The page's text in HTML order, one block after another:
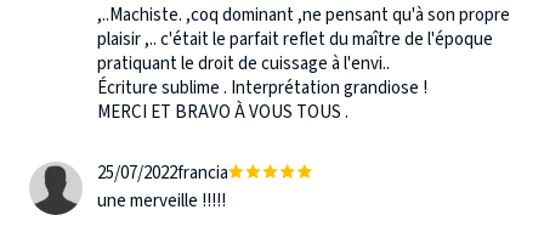
,..Machiste. ,coq dominant ,ne pensant qu'à son propre
plaisir ,.. c'était le parfait reflet du maître de l'époque
pratiquant le droit de cuissage à l'envi..
Écriture sublime . Interprétation grandiose !
MERCI ET BRAVO À VOUS TOUS .
25/07/2022francia
une merveille !!!!!